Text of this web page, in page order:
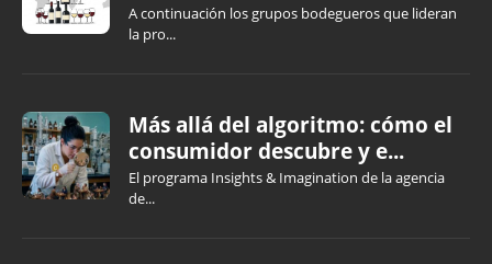
A continuación los grupos bodegueros que lideran
la pro...
Más allá del algoritmo: cómo el
consumidor descubre y e...
El programa Insights & Imagination de la agencia
de...